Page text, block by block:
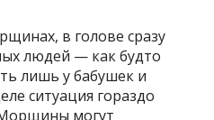
в голове сразу
людей — как будто
лишь у бабушек и
ситуация гораздо
могут